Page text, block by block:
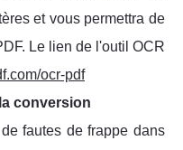
et vous permettra de
Le lien de l'outil OCR
ocr-pdf
conversion
fautes de frappe dans